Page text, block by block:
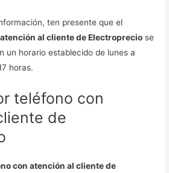
ten presente que el
al cliente de Electroprecio se
un horario establecido de lunes a
horas.
teléfono con
de
con atención al cliente de